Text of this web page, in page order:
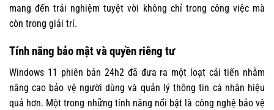
mang đến trải nghiệm tuyệt vời không chỉ trong công việc mà
còn trong giải trí.
Tính năng bảo mật và quyền riêng tư
Windows 11 phiên bản 24h2 đã đưa ra một loạt cải tiến nhằm
nâng cao bảo vệ người dùng và quản lý thông tin cá nhân hiệu
quả hơn. Một trong những tính năng nổi bật là công nghệ bảo vệ